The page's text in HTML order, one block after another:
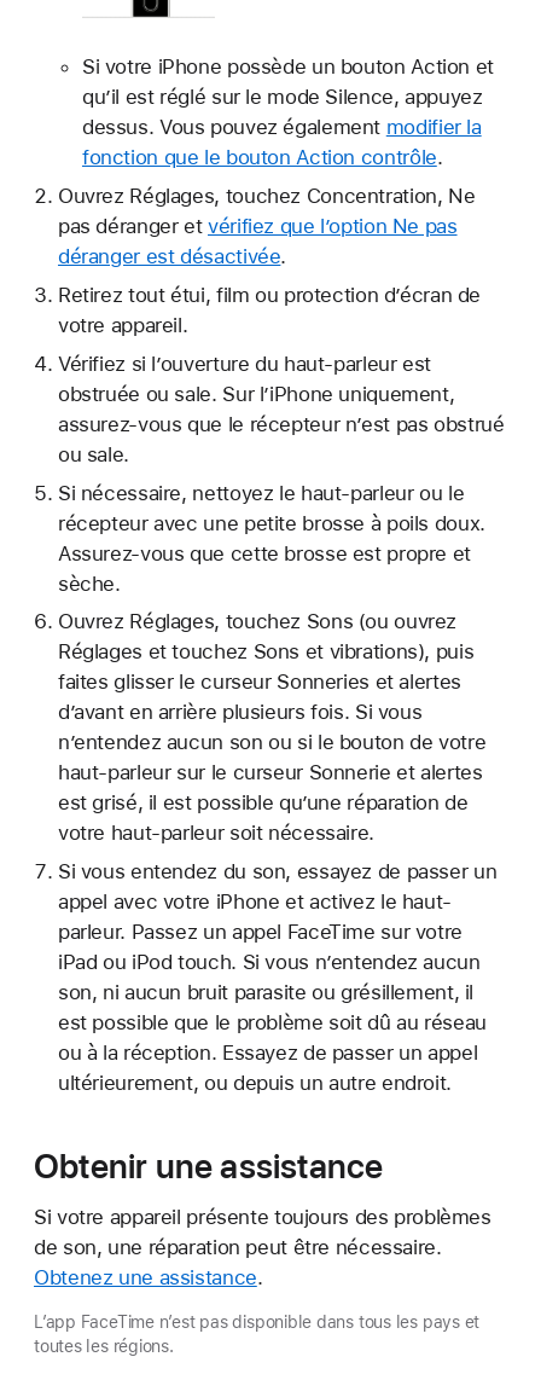
Si votre iPhone possède un bouton Action et
qu’il est réglé sur le mode Silence, appuyez
dessus. Vous pouvez également modifier la
fonction que le bouton Action contrôle.
Ouvrez Réglages, touchez Concentration, Ne
pas déranger etvérifiez que l’option Ne pas
déranger est désactivée.
Retirez tout étui, film ou protection d’écran de
votre appareil.
Vérifiez si l’ouverture du haut-parleur est
obstruée ou sale. Sur l’iPhone uniquement,
assurez-vous que le récepteur n’est pas obstrué
ou sale.
Si nécessaire, nettoyez le haut-parleur ou le
récepteur avec une petite brosse à poils doux.
Assurez-vous que cette brosse est propre et
sèche.
Ouvrez Réglages, touchez Sons (ou ouvrez
Réglages et touchez Sons et vibrations), puis
faites glisser le curseur Sonneries et alertes
d’avant en arrière plusieurs fois. Si vous
n’entendez aucun son ou si le bouton de votre
haut-parleur sur le curseur Sonnerie et alertes
est grisé, il est possible qu’une réparation de
votre haut-parleur soit nécessaire.
Si vous entendez du son, essayez de passer un
appel avec votre iPhone et activez le haut-
parleur. Passez un appel FaceTime sur votre
iPad ou iPod touch. Si vous n’entendez aucun
son, ni aucun bruit parasite ou grésillement, il
est possible que le problème soit dû au réseau
ou à la réception. Essayez de passer un appel
ultérieurement, ou depuis un autre endroit.
Obtenir une assistance
Si votre appareil présente toujours des problèmes
de son, une réparation peut être nécessaire.
Obtenez une assistance.
L’app FaceTime n’est pas disponible dans tous les pays et
toutes les régions.